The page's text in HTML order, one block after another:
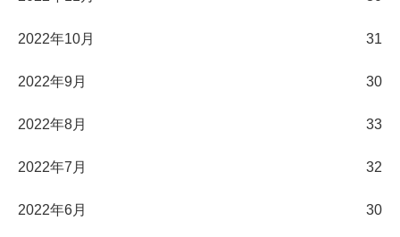
2022年10月 31
2022年9月 30
2022年8月 33
2022年7月 32
2022年6月 30